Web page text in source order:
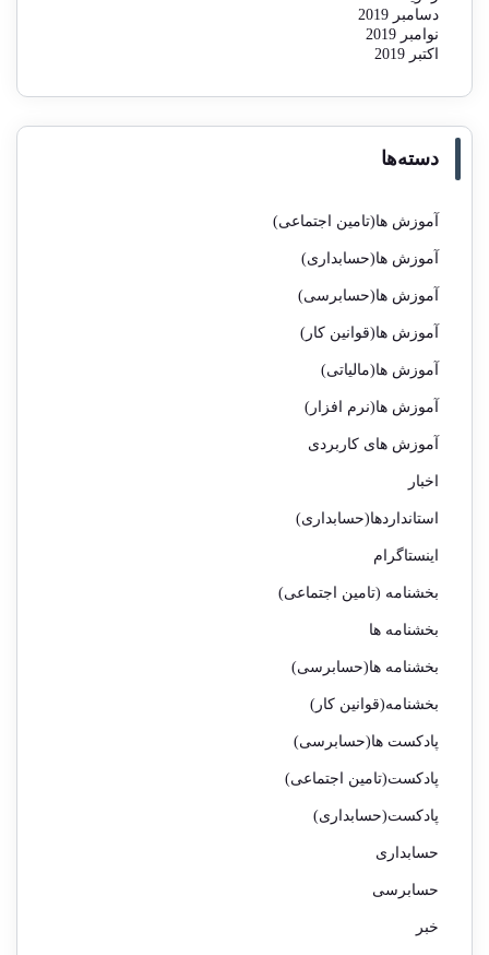
دسامبر 2019
نوامبر 2019
اکتبر 2019
دسته‌ها
آموزش ها(تامین اجتماعی)
آموزش ها(حسابداری)
آموزش ها(حسابرسی)
آموزش ها(قوانین کار)
آموزش ها(مالیاتی)
آموزش ها(نرم افزار)
آموزش های کاربردی
اخبار
استانداردها(حسابداری)
اینستاگرام
بخشنامه (تامین اجتماعی)
بخشنامه ها
بخشنامه ها(حسابرسی)
بخشنامه(قوانین کار)
پادکست ها(حسابرسی)
پادکست(تامین اجتماعی)
پادکست(حسابداری)
حسابداری
حسابرسی
خبر